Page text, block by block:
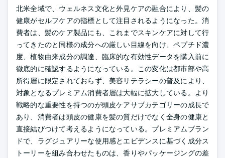
北米全域で、ウェルネス文化と外見ケアの融合により、髪の
健康がセルフケアの指標として注目されるようになった。消
費者は、髪のケア製品にも、これまでスキンケアに対して行
ってきたのと同様の成分への厳しい目線を向け、ペプチド濃
度、植物由来成分の調達、臨床的な有効性データを購入前に
徹底的に確認するようになっている。この変化は都市部や高
所得層に限定されておらず、美容リテラシーの普及により、
対象となるプレミアム消費者層は大幅に拡大している。より
戦略的な重要性を持つのが頭皮ケアサブカテゴリーの成長で
あり、消費者は頭皮の健康を髪の質だけでなく全身の健康と
直接結びつけて考えるようになっている。プレミアムブラン
ドで、ラグジュアリーな使用感とエビデンスに基づく成分ス
トーリーを組み合わせたものは、香りやパッケージングの差